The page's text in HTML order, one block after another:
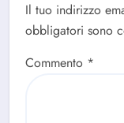
Il tuo indirizzo
obbligatori sono
Commento *